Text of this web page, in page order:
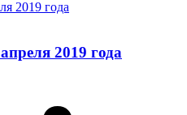
2019 года